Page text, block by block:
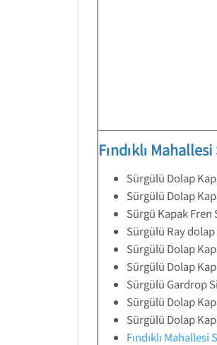
Fındıklı
Sürgülü Dolap
Sürgülü Dolap
Sürgü Kapak
Sürgülü Ray
Sürgülü Dolap
Sürgülü Dolap
Sürgülü Gardrop
Sürgülü Dolap
Sürgülü Dolap
Fındıklı